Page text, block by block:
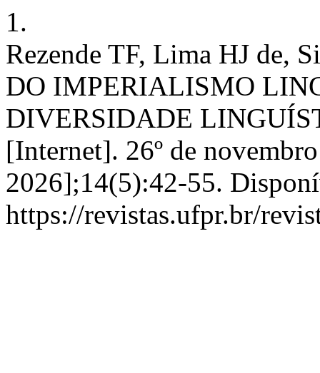
1.
Rezende TF, Lima HJ de,
DO IMPERIALISMO
DIVERSIDADE
[Internet]. 26º de
2026];14(5):42-55.
https://revistas.ufpr.br/